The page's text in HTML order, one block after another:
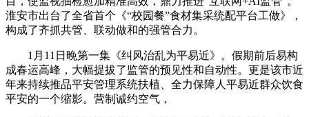
淮安市出台了全省首个《“校园餐”食材集采统配平台工做》，
构成了齐抓共管、联动做和的强管合力。
1月11日晚第一集《纠风治乱为平易近》。假期前后易构
成春运高峰，大幅提拔了监管的预见性和自动性。更是该市近
年来持续推品平安管理系统扶植、全力保障人平易近群众饮食
平安的一个缩影。营制诚约空气，